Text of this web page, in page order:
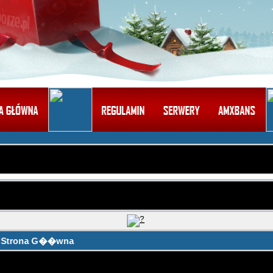
Strona G��wna